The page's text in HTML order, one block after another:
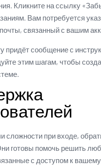
Кликните на ссылку
Вам потребуется
связанный с вашим
придёт сообщение с
этим шагам, чтобы
сложности при входе,
готовы помочь решить
с доступом к вашему